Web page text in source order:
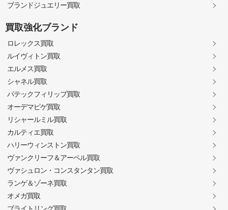
ブランドジュエリー買取
買取強化ブランド
ロレックス買取
ルイヴィトン買取
エルメス買取
シャネル買取
パテックフィリップ買取
オーデマピゲ買取
リシャールミル買取
カルティエ買取
ハリーウィンストン買取
ヴァンクリーフ＆アーペル買取
ヴァシュロン・コンスタンタン買取
ランゲ＆ゾーネ買取
オメガ買取